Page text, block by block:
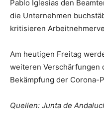
Pablo Iglesias den
die Unternehmen
kritisieren
Am heutigen Freitag
weiteren Verschärfungen
Bekämpfung der Corona-
Quellen: Junta de